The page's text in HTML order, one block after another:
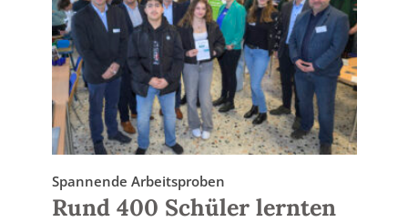
Spannende Arbeitsproben
Rund 400 Schüler lernten